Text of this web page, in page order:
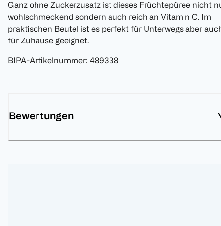
Ganz ohne Zuckerzusatz ist dieses Früchtepüree nicht
wohlschmeckend sondern auch reich an Vitamin C. Im
praktischen Beutel ist es perfekt für Unterwegs aber
für Zuhause geeignet.
BIPA-Artikelnummer: 489338
Bewertungen